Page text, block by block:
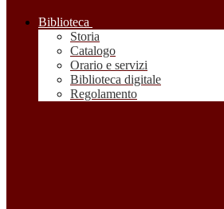
Biblioteca
Storia
Catalogo
Orario e servizi
Biblioteca digitale
Regolamento